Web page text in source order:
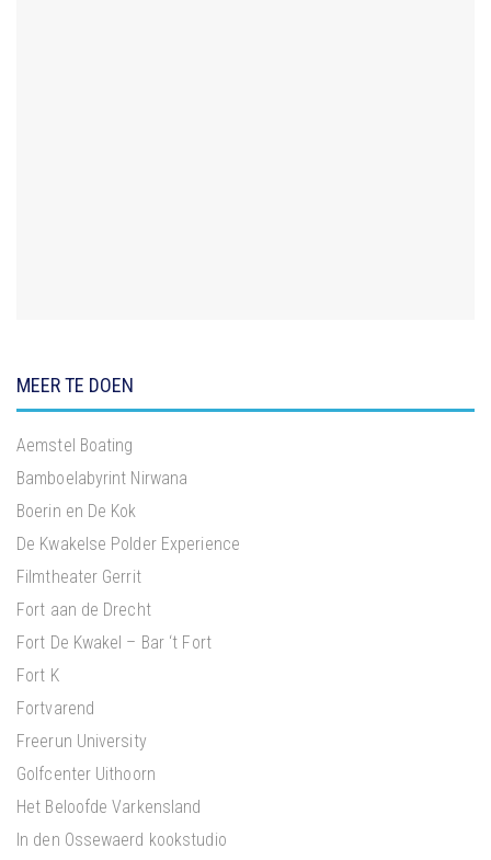
MEER TE DOEN
Aemstel Boating
Bamboelabyrint Nirwana
Boerin en De Kok
De Kwakelse Polder Experience
Filmtheater Gerrit
Fort aan de Drecht
Fort De Kwakel – Bar ‘t Fort
Fort K
Fortvarend
Freerun University
Golfcenter Uithoorn
Het Beloofde Varkensland
In den Ossewaerd kookstudio